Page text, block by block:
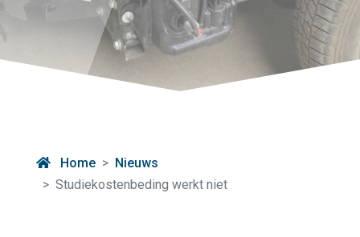
Home
Nieuws
Studiekostenbeding werkt niet